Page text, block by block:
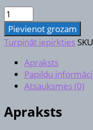
Liela,
viscaur
apdrukāta
soma
daudzums
Pievienot grozam
Turpināt iepirkties
Apraksts
Papildu
Atsauksmes (0)
Apraksts